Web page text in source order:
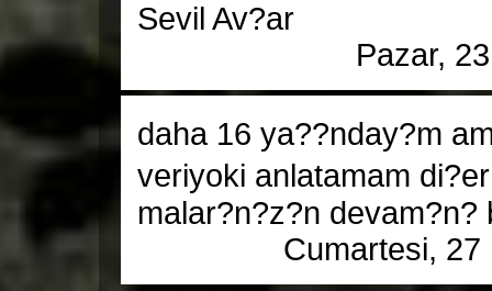
Sevil Av?ar
Pazar,
daha 16 ya??nday?m
veriyoki anlatamam
malar?n?z?n devam?n?
Cumartesi,